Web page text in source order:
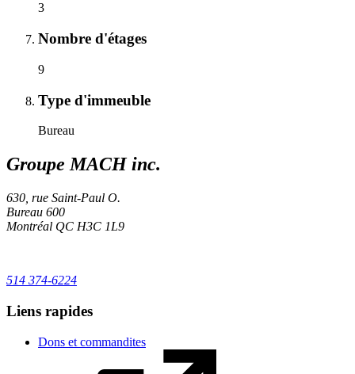
3
Nombre d'étages
9
Type d'immeuble
Bureau
Groupe MACH inc.
630, rue Saint-Paul O.
Bureau 600
Montréal QC H3C 1L9
514 374-6224
Liens rapides
Dons et commandites